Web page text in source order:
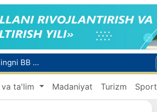
Mikrokreditbank aktivlari 30,7 trln soʻmga yetdi, Fitch reytingni BB darajasiga oshirdi
Malayziya Markaziy Osiyoda tibbiy turizm yoʻnalishi sifatidagi mavqeini mustahkamlamoqda
va ta'lim Madaniyat Turizm Sport